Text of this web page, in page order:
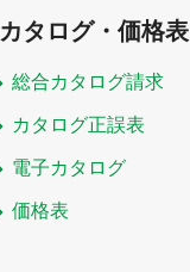
カタログ・価格表
総合カタログ請求
カタログ正誤表
電子カタログ
価格表